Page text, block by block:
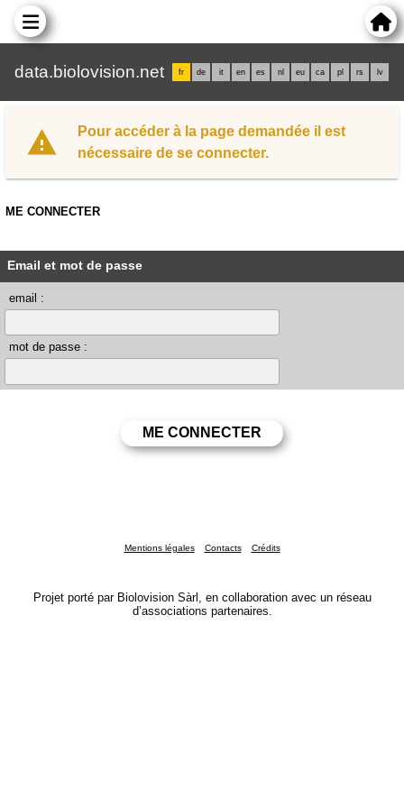
data.biolovision.net fr de it en es nl eu ca pl rs lv
Pour accéder à la page demandée il est
nécessaire de se connecter.
ME CONNECTER
Email et mot de passe
email :
mot de passe :
Mentions légales Contacts Crédits
Projet porté par Biolovision Sàrl, en collaboration avec un réseau
d’associations partenaires.